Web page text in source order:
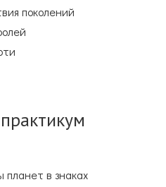
поколений
планет в знаках